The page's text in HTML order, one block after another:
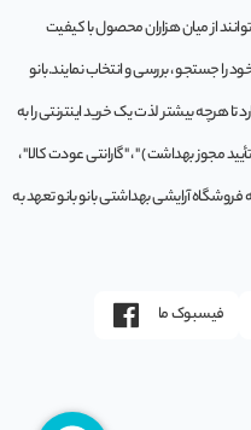
از ميان هزاران محصول با کيفيت
جستجو ، بررسی و انتخاب نمايند.بانو
هرچه بیشتر لذت یک خرید اینترنتی را به
مجوز بهداشت ) " ، "گارانتی عودت کالا" ،
آرایشی بهداشتی بانو بانو تعهد به
فیسبوک ما